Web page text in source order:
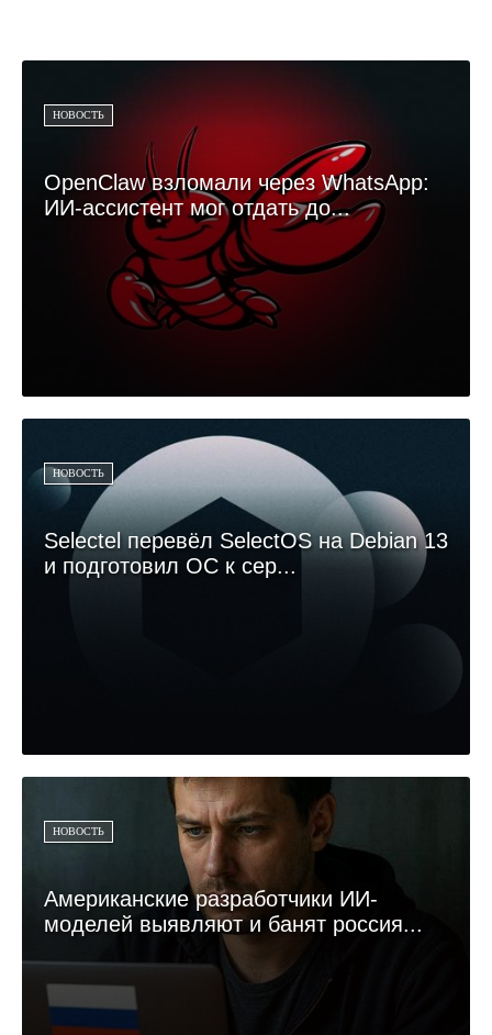
НОВОСТЬ
OpenClaw взломали через WhatsApp:
ИИ-ассистент мог отдать до...
НОВОСТЬ
Selectel перевёл SelectOS на Debian 13
и подготовил ОС к сер...
НОВОСТЬ
Американские разработчики ИИ-
моделей выявляют и банят россия...